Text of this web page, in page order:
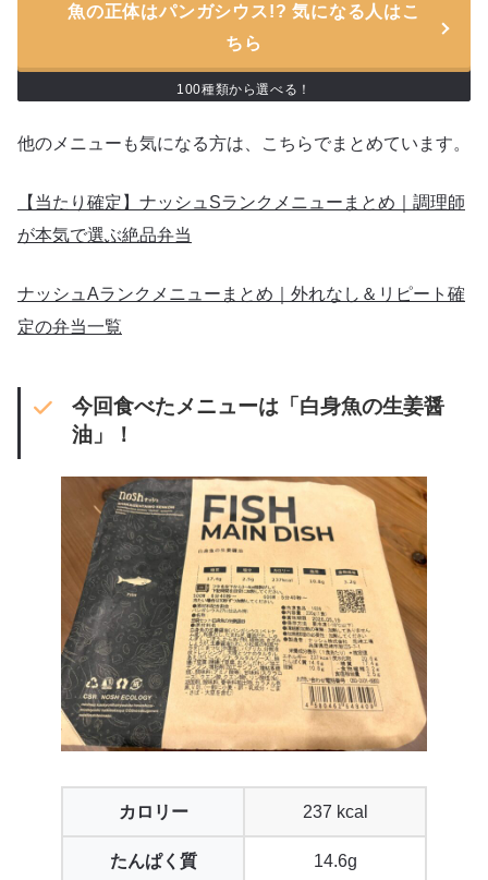
魚の正体はパンガシウス!? 気になる人はこ
ちら
100種類から選べる！
他のメニューも気になる方は、こちらでまとめています。
【当たり確定】ナッシュSランクメニューまとめ｜調理師
が本気で選ぶ絶品弁当
ナッシュAランクメニューまとめ｜外れなし＆リピート確
定の弁当一覧
今回食べたメニューは「白身魚の生姜醤
油」！
カロリー 237 kcal
たんぱく質 14.6g